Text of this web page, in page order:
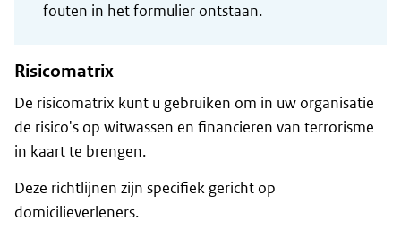
fouten in het formulier ontstaan.
Risicomatrix
De risicomatrix kunt u gebruiken om in uw organisatie
de risico's op witwassen en financieren van terrorisme
in kaart te brengen.
Deze richtlijnen zijn specifiek gericht op
domicilieverleners.